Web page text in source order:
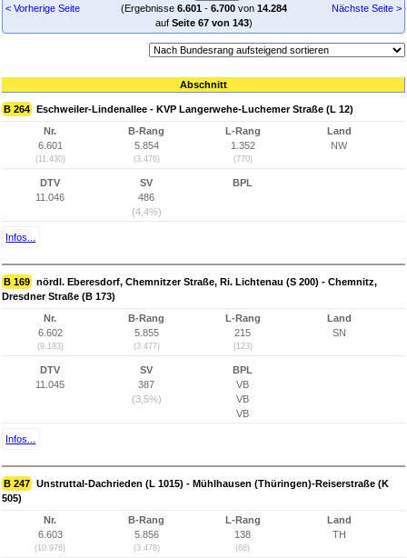
< Vorherige Seite
(Ergebnisse 6.601- 6.700von 14.284
auf Seite 67 von 143)
Nächste Seite >
Abschnitt
B 264 Eschweiler-Lindenallee - KVP Langerwehe-Luchemer Straße (L 12)
Nr.
6.601
(11.430)
B-Rang
5.854
(3.476)
L-Rang
1.352
(770)
Land
NW
DTV
11.046
SV
486
(4,4%)
BPL
Infos...
B 169 nördl. Eberesdorf, Chemnitzer Straße, Ri. Lichtenau (S 200) - Chemnitz,
Dresdner Straße (B 173)
Nr.
6.602
(9.183)
B-Rang
5.855
(3.477)
L-Rang
215
(123)
Land
SN
DTV
11.045
SV
387
(3,5%)
BPL
VB
VB
VB
Infos...
B 247 Unstruttal-Dachrieden (L 1015) - Mühlhausen (Thüringen)-Reiserstraße (K
505)
Nr.
6.603
(10.976)
B-Rang
5.856
(3.478)
L-Rang
138
(68)
Land
TH